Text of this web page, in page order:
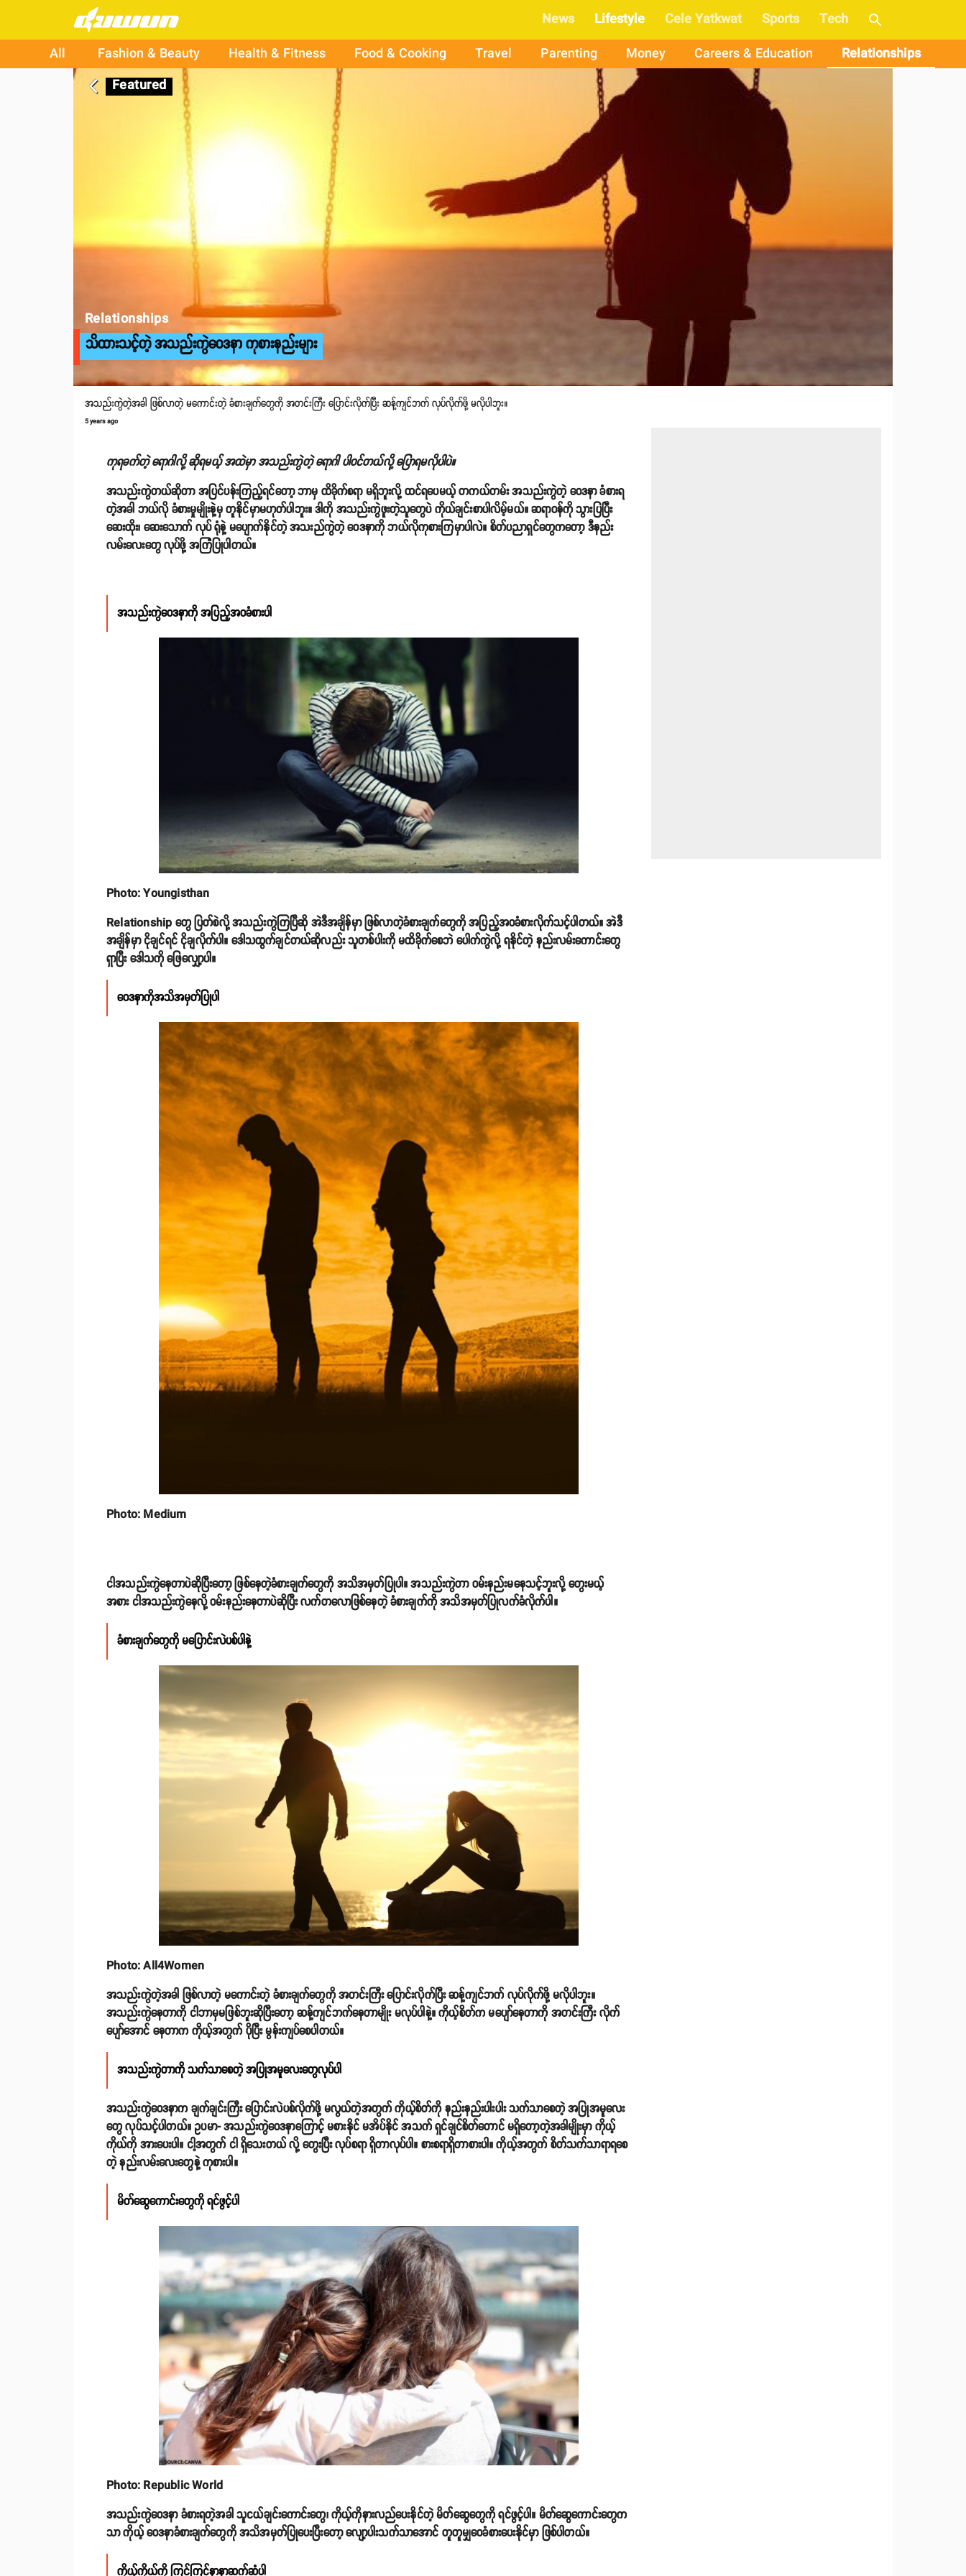
News Lifestyle Cele Yatkwat Sports
Tech
All
Fashion & Beauty Health & Fitness Food & Cooking Travel Parenting Money Careers & Education
Relationships
Featured
arrow_back_ios
Relationships
သိထားသင့်တဲ့ အသည်းကွဲဝေဒနာ ကုစားနည်းများ
အသည်းကွဲတဲ့အခါ ဖြစ်လာတဲ့ မကောင်းတဲ့ ခံစားချက်တွေကို အတင်းကြီး ပြောင်းလိုက်ပြီး ဆန့်ကျင်ဘက် လုပ်လိုက်ဖို့ မလိုပါဘူး။
5 years ago
ကုရခက်တဲ့ ‌‌ရောဂါလို့ ဆိုရမယ့် အထဲမှာ အသည်းကွဲတဲ့ ‌ရောဂါ ပါဝင်တယ်လို့ ပြောရမလိုပါပဲ။
အသည်းကွဲတယ်ဆိုတာ အပြင်ပန်းကြည့်ရင်တော့ ဘာမှ ထိခိုက်စရာ မရှိဘူးလို့ ထင်ရပေမယ့် တကယ်တမ်း အသည်းကွဲတဲ့ ဝေဒနာ ခံစားရ
တဲ့အခါ ဘယ်လို ခံစားမှုမျိုးနဲ့မှ တူနိုင်မှာမဟုတ်ပါဘူး။ ဒါကို အသည်းကွဲဖူးတဲ့သူတွေပဲ ကိုယ်ချင်းစာပါလိမ့်မယ်။ ဆရာဝန်ကို သွားပြပြီး
ဆေးထိုး၊ ဆေးသောက် လုပ် ရုံနဲ့ မပျောက်နိုင်တဲ့ အသးည်ကွဲတဲ့ ဝေဒနာကို ဘယ်လိုကုစားကြမှာပါလဲ။ စိတ်ပညာရှင်တွေကတော့ ဒီနည်း
လမ်းလေးတွေ လုပ်ဖို့ အကြံပြုပါတယ်။
အသည်းကွဲဝေဒနာကို အပြည့်အဝခံစားပါ
Photo: Youngisthan
Relationship တွေ ပြတ်စဲလို့ အသည်းကွဲကြပြီဆို အဲဒီအချိန်မှာ ဖြစ်လာတဲ့ခံစားချက်တွေကို အပြည့်အဝခံစားလိုက်သင့်ပါတယ်။ အဲဒီ
အချိန်မှာ ငိုချင်ရင် ငိုချလိုက်ပါ။ ဒေါသထွက်ချင်တယ်ဆိုလည်း သူတစ်ပါးကို မထိခိုက်စေဘဲ ပေါက်ကွဲလို့ ရနိုင်တဲ့ နည်းလမ်းကောင်းတွေ
ရှာပြီး ဒေါသကို ဖြေလျှော့ပါ။
ဝေဒနာကိုအသိအမှတ်ပြုပါ
Photo: Medium
ငါအသည်းကွဲနေတာပဲဆိုပြီး‌တော့ ဖြစ်နေတဲ့ခံစားချက်တွေကို အသိအမှတ်ပြုပါ။ အသည်းကွဲတာ ဝမ်းနည်းမနေသင့်ဘူးလို့ တွေးမယ့်
အစား ငါအသည်းကွဲနေလို့ ဝမ်းနည်းနေတာပဲဆိုပြီး လက်တလောဖြစ်နေတဲ့ ခံစားချက်ကို အသိအမှတ်ပြုလက်ခံလိုက်ပါ။
ခံစားချက်တွေကို မပြောင်းလဲပစ်ပါနဲ့
Photo: All4Women
အသည်းကွဲတဲ့အခါ ဖြစ်လာတဲ့ မကောင်းတဲ့ ခံစားချက်တွေကို အတင်းကြီး ပြောင်းလိုက်ပြီး ဆန့်ကျင်ဘက် လုပ်လိုက်ဖို့ မလိုပါဘူး။
အသည်းကွဲနေတာကို ငါဘာမှမဖြစ်ဘူးဆိုပြီးတော့ ဆန့်ကျင်ဘက်နေတာမျိုး မလုပ်ပါနဲ့။ ကိုယ့်စိတ်က မပျော်နေတာကို အတင်းကြီး လိုက်
ပျော်အောင် နေတာက ကိုယ့်အတွက် ပိုပြီး မွန်းကျပ်စေပါတယ်။
အသည်းကွဲတာကို သက်သာစေတဲ့ အပြုအမူလေးတွေလုပ်ပါ
အသည်းကွဲဝေဒနာက ချက်ချင်းကြီး ပြောင်းလဲပစ်လိုက်ဖို့ မလွယ်တဲ့အတွက် ကိုယ့်စိတ်ကို နည်းနည်းပါးပါး သက်သာစေတဲ့ အပြုအမူလေး
တွေ လုပ်သင့်ပါတယ်။ ဥပမာ- အသည်းကွဲဝေဒနာကြောင့် မစားနိုင် မအိပ်နိုင် အသက် ရှင်ချင်စိတ်တောင် မရှိတော့တဲ့အခါမျိုးမှာ ကိုယ့်
ကိုယ်ကို အားပေးပါ။ ငါ့အတွက် ငါ ရှိသေးတယ် လို့ တွေးပြီး လုပ်စရာ ရှိတာလုပ်ပါ။ စားစရာရှိတာစားပါ။ ကိုယ့်အတွက် စိတ်သက်သာရာရစေ
တဲ့ နည်းလမ်းလေးတွေနဲ့ ကုစားပါ။
မိတ်ဆွေကောင်းတွေကို ရင်ဖွင့်ပါ
Photo: Republic World
အသည်းကွဲဝေဒနာ ခံစားရတဲ့အခါ သူငယ်ချင်းကောင်းတွေ၊ ကိုယ့်ကိုနားလည်ပေးနိုင်တဲ့ မိတ်ဆွေတွေကို ရင်ဖွင့်ပါ။ မိတ်ဆွေကောင်းတွေက
သာ ကိုယ့် ဝေဒနာခံစားချက်တွေကို အသိအမှတ်ပြုပေးပြီးတော့ လျော့ပါးသက်သာအောင် တူတူမျှဝေခံစားပေးနိုင်မှာ ဖြစ်ပါတယ်။
ကိုယ့်ကိုယ်ကို ကြင်ကြင်နာနာဆက်ဆံပါ